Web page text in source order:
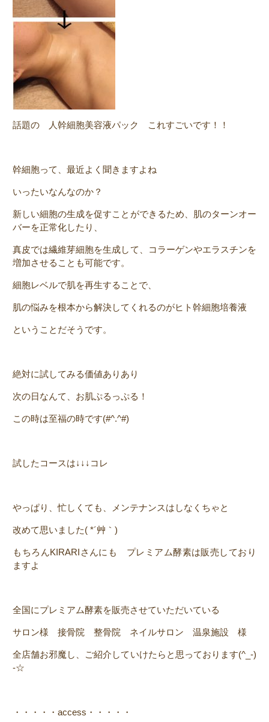
話題の 人幹細胞美容液パック これすごいです！！
幹細胞って、最近よく聞きますよね
いったいなんなのか？
新しい細胞の生成を促すことができるため、肌のターンオー
バーを正常化したり、
真皮では繊維芽細胞を生成して、コラーゲンやエラスチンを
増加させることも可能です。
細胞レベルで肌を再生することで、
肌の悩みを根本から解決してくれるのがヒト幹細胞培養液
ということだそうです。
絶対に試してみる価値ありあり
次の日なんて、お肌ぷるっぷる！
この時は至福の時です(#^.^#)
試したコースは↓↓↓コレ
やっぱり、忙しくても、メンテナンスはしなくちゃと
改めて思いました( *´艸｀)
もちろんKIRARIさんにも プレミアム酵素は販売しており
ますよ
全国にプレミアム酵素を販売させていただいている
サロン様 接骨院 整骨院 ネイルサロン 温泉施設 様
全店舗お邪魔し、ご紹介していけたらと思っております(^_-)
-☆
・・・・・access・・・・・